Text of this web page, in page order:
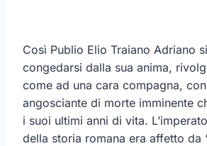
Così Publio Elio Traiano Adriano
congedarsi dalla sua anima,
come ad una cara compagna,
angosciante di morte imminente
i suoi ultimi anni di vita.
della storia romana era affetto da